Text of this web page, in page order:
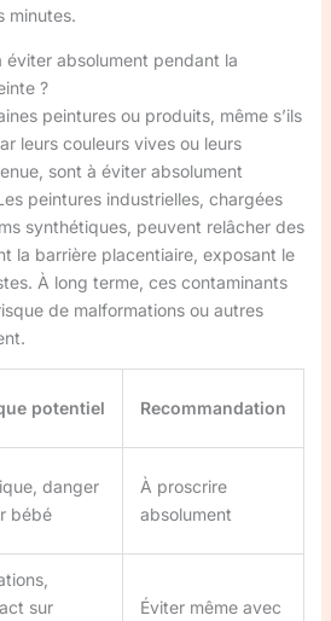
minutes.
éviter absolument pendant la
?
peintures ou produits, même s’ils
leurs couleurs vives ou leurs
sont à éviter absolument
peintures industrielles, chargées
synthétiques, peuvent relâcher des
la barrière placentiaire, exposant le
À long terme, ces contaminants
de malformations ou autres
potentiel Recommandation
danger
bébé
À proscrire
absolument
sur
Éviter même avec